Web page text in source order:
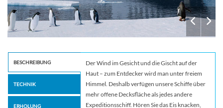
BESCHREIBUNG
TECHNIK
ERHOLUNG
Der Wind im Gesicht und die Gischt auf der
Haut – zum Entdecker wird man unter freiem
Himmel. Deshalb verfügen unsere Schiffe über
mehr offene Decksfläche als jedes andere
Expeditionsschiff. Hören Sie das Eis knacken,